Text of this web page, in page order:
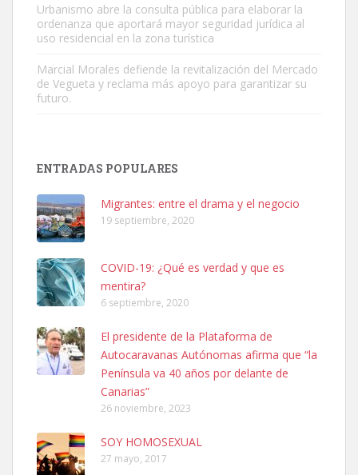
Leales.org » Gran Canaria | 6.7.2025
Leales.org » Gran Canaria
Ninfa perdida
El día 5 se los perdió una ninfa papillera, asustada tiene miedo a la
calle, se perdió por la zon...
Leales.org » Gran Canaria
6.7.2025
Urbanismo abre la consulta pública para elaborar la
ordenanza que aportará mayor seguridad jurídica al
uso residencial en la zona turística
Marcial Morales defiende la revitalización del Mercado
de Vegueta y reclama más apoyo para garantizar su
futuro.
ENTRADAS POPULARES
Migrantes: entre el drama y el negocio
19 septiembre, 2020
COVID-19: ¿Qué es verdad y que es
mentira?
6 septiembre, 2020
El presidente de la Plataforma de
Autocaravanas Autónomas afirma que “la
Península va 40 años por delante de
Canarias”
26 noviembre, 2023
SOY HOMOSEXUAL
27 mayo, 2017